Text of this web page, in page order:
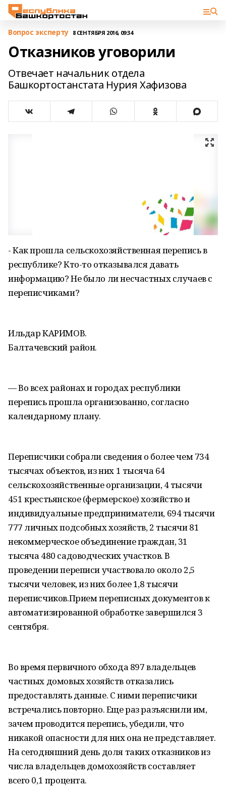
Вопрос эксперту 8 СЕНТЯБРЯ 2016, 09:34
Отказников уговорили
Отвечает начальник отдела
Башкортостанстата Нурия Хафизова
- Как прошла сельскохозяйственная перепись в
республике? Кто-то отказывался давать
информацию? Не было ли несчастных случаев с
переписчиками?
Ильдар КАРИМОВ.
Балтачевский район.
— Во всех районах и городах республики
перепись прошла организованно, согласно
календарному плану.
Переписчики собрали сведения о более чем 734
тысячах объектов, из них 1 тысяча 64
сельскохозяйственные организации, 4 тысячи
451 крестьянское (фермерское) хозяйство и
индивидуальные предприниматели, 694 тысячи
777 личных подсобных хозяйств, 2 тысячи 81
некоммерческое объединение граждан, 31
тысяча 480 садоводческих участков. В
проведении переписи участвовало около 2,5
тысячи человек, из них более 1,8 тысячи
переписчиков.Прием переписных документов к
автоматизированной обработке завершился 3
сентября.
Во время первичного обхода 897 владельцев
частных домовых хозяйств отказались
предоставлять данные. С ними переписчики
встречались повторно. Еще раз разъяснили им,
зачем проводится перепись, убедили, что
никакой опасности для них она не представляет.
На сегодняшний день доля таких отказников из
числа владельцев домохозяйств составляет
всего 0,1 процента.